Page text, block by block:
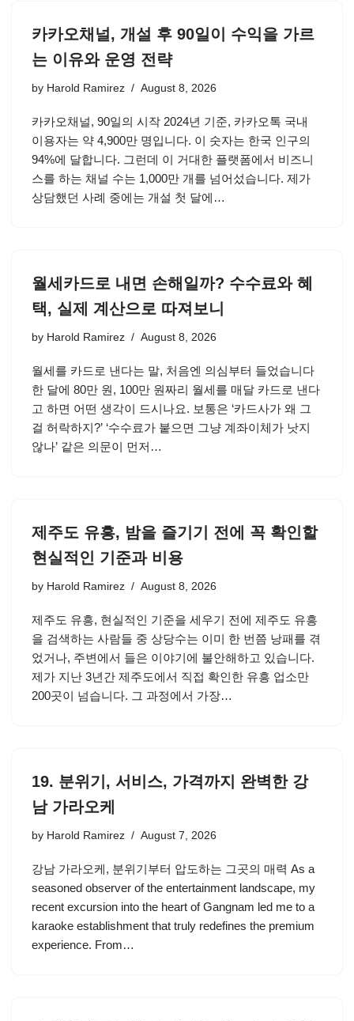
카카오채널, 개설 후 90일이 수익을 가르
는 이유와 운영 전략
by Harold Ramirez August 8, 2026
카카오채널, 90일의 시작 2024년 기준, 카카오톡 국내
이용자는 약 4,900만 명입니다. 이 숫자는 한국 인구의
94%에 달합니다. 그런데 이 거대한 플랫폼에서 비즈니
스를 하는 채널 수는 1,000만 개를 넘어섰습니다. 제가
상담했던 사례 중에는 개설 첫 달에…
월세카드로 내면 손해일까? 수수료와 혜
택, 실제 계산으로 따져보니
by Harold Ramirez August 8, 2026
월세를 카드로 낸다는 말, 처음엔 의심부터 들었습니다
한 달에 80만 원, 100만 원짜리 월세를 매달 카드로 낸다
고 하면 어떤 생각이 드시나요. 보통은 ‘카드사가 왜 그
걸 허락하지?’ ‘수수료가 붙으면 그냥 계좌이체가 낫지
않나’ 같은 의문이 먼저…
제주도 유흥, 밤을 즐기기 전에 꼭 확인할
현실적인 기준과 비용
by Harold Ramirez August 8, 2026
제주도 유흥, 현실적인 기준을 세우기 전에 제주도 유흥
을 검색하는 사람들 중 상당수는 이미 한 번쯤 낭패를 겪
었거나, 주변에서 들은 이야기에 불안해하고 있습니다.
제가 지난 3년간 제주도에서 직접 확인한 유흥 업소만
200곳이 넘습니다. 그 과정에서 가장…
19. 분위기, 서비스, 가격까지 완벽한 강
남 가라오케
by Harold Ramirez August 7, 2026
강남 가라오케, 분위기부터 압도하는 그곳의 매력 As a
seasoned observer of the entertainment landscape, my
recent excursion into the heart of Gangnam led me to a
karaoke establishment that truly redefines the premium
experience. From…